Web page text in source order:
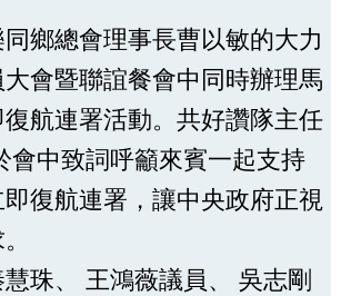
鄉總會理事長曹以敏的大力
會暨聯誼餐會中同時辦理馬
航連署活動。共好讚隊主任
會中致詞呼籲來賓一起支持
復航連署，讓中央政府正視
珠、 王鴻薇議員、 吳志剛